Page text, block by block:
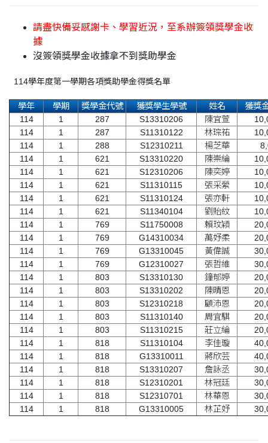
請盡快備妥感謝卡、學習近況，至系辦簽領獎學金收
據
沒簽領獎學金收據拿不到獎助學金
114學年度第一學期各項獎助學金得獎名單
學年 學期 獎學金代號 獲獎學生學號 姓名
獲獎
114
1 287 S13310206 陳宜萱
114
1 287 S11310122 林琮祐
114
1 288 S12310211 楊芝華
114
1 621 S13310220 陳崇綸
114
1 621 S12310206 陳奕婷
114
1 621 S11310115 張采縈
114
1 621 S11310124 張亦軒
114
1 621 S11340104 劉貽紋
114
1 769 S11750008 賴玟穎
114
1 769 G14310034 萬妤柔
114
1 769 G13310045 黃偉誠
114
1 769 G12310027 張哲維
114
1 803 S13310130 鐘郁婷
114
1 803 S13310202 陳晴恩
114
1 803 S12310218 顧沛恩
114
1 803 S11310140 周宜騏
114
1 803 S11310215 莊立綸
114
1 818 S11310104 李佳璇
114
1 818 G13310011 蔣欣芸
114
1 818 S13310207 詹詠丞
114
1 818 S12310201 林冠廷
114
1 818 S12310701 林華恩
114
1 818 G13310005 林芷妤